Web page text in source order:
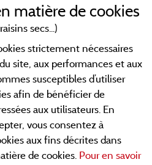
Contact
CGV
Consultez les fiches de nos
offres en Chartreuse,
lacs d'Aiguebelette, Annecy,
vous directement ici en ligne
matière de cookies
secs...)
strictement nécessaires
site, aux performances et aux
susceptibles d’utiliser
afin de bénéficier de
aux utilisateurs. En
vous consentez à
aux fins décrites dans
de cookies. Pour en savoir